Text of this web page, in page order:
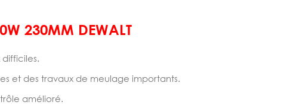
230MM DEWALT
et des travaux de meulage importants.
amélioré.